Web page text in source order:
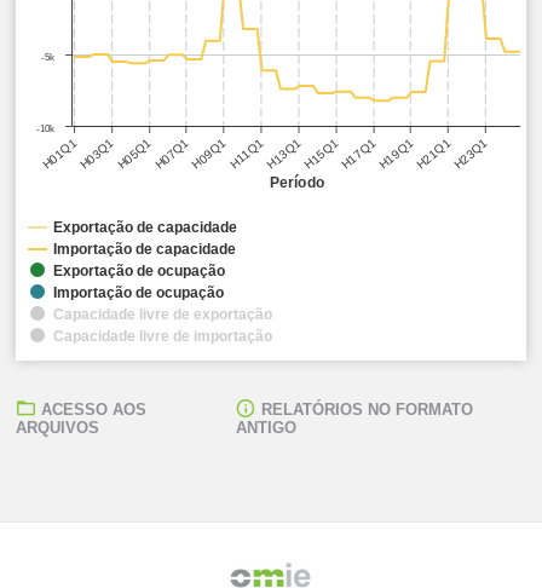
Período
H01Q1H03Q1H05Q1H07Q1H09Q1H11Q1H13Q1H15Q1H17Q1H19Q1H21Q1H23Q1
-10k
-5k
Exportação de capacidade
Importação de capacidade
Exportação de ocupação
Importação de ocupação
Capacidade livre de exportação
Capacidade livre de importação
ACESSO AOS
ARQUIVOS
RELATÓRIOS NO FORMATO
ANTIGO